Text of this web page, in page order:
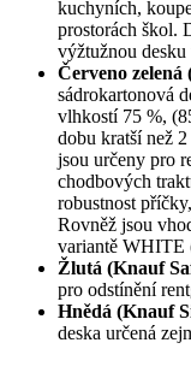
kuchyních,
prostorách škol.
výžtužnou
Červeno
sádrokartonová
vlhkostí 75 %,
dobu kratší než
jsou určeny pro
chodbových
robustnost
Rovněž jsou
variantě
Žlutá (Knauf
pro odstínění
Hnědá (Knauf
deska určená